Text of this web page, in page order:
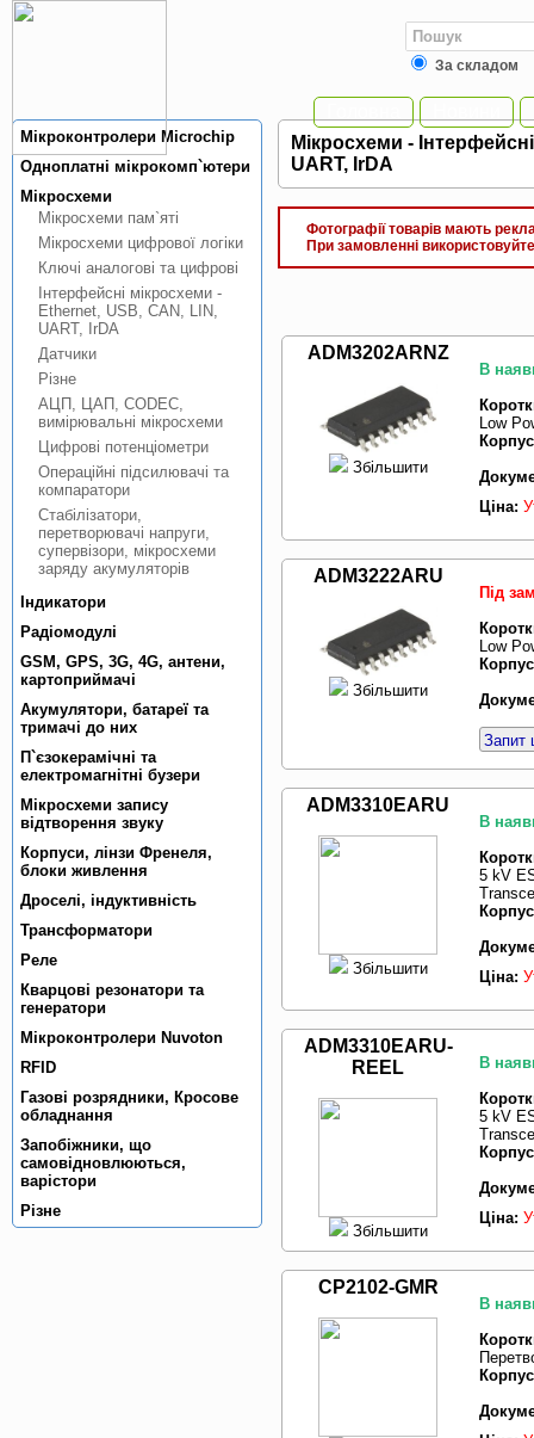
За складом
Мiкроконтролери Microchip
Одноплатнi мiкрокомп`ютери
Мiкросхеми
Мiкросхеми пам`ятi
Мiкросхеми цифрової логiки
Ключi аналоговi та цифровi
Інтерфейснi мiкросхеми -
Ethernet, USB, CAN, LIN,
UART, IrDA
Датчики
Рiзне
АЦП, ЦАП, CODEC,
вимiрювальнi мiкросхеми
Цифровi потенцiометри
Операцiйнi пiдсилювачi та
компаратори
Стабiлiзатори,
перетворювачi напруги,
супервiзори, мiкросхеми
заряду акумуляторiв
Індикатори
Радiомодулi
GSM, GPS, 3G, 4G, антени,
картоприймачi
Акумулятори, батареї та
тримачi до них
П`єзокерамiчнi та
електромагнiтнi бузери
Мікросхеми запису
відтворення звуку
Корпуси, лiнзи Френеля,
блоки живлення
Дроселi, iндуктивнiсть
Трансформатори
Реле
Кварцовi резонатори та
генератори
Мiкроконтролери Nuvoton
RFID
Газовi розрядники, Кросове
обладнання
Запобiжники, що
самовiдновлюються,
варiстори
Рiзне
Мiкросхеми -
UART, IrDA
Фотографії товарів мають
При замовленні
ADM3202ARNZ
Збільшити
В
Low
Ціна:
ADM3222ARU
Збільшити
Під
Low
Запит
ADM3310EARU
Збільшити
В
5 kV
Ціна:
ADM3310EARU-
REEL
Збільшити
В
5 kV
Ціна:
CP2102-GMR
В